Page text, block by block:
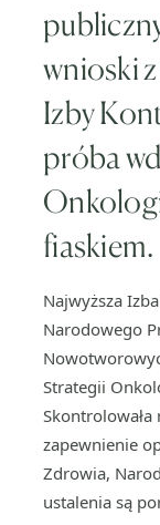
wnioski
Izby
próba
fiaskiem.
Najwyższa
Narodowego
Strategii
zapewnienie
Zdrowia,
ustalenia są